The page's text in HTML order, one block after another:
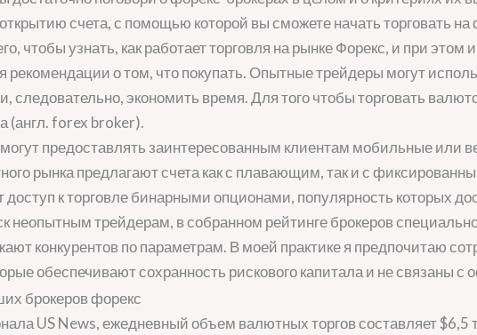
счета, с помощью которой вы сможете начать торговать
чтобы узнать, как работает торговля на рынке Форекс, и при
рекомендации о том, что покупать. Опытные трейдеры могут
следовательно, экономить время. Для того чтобы торговать
(англ. forex broker).
предоставлять заинтересованным клиентам мобильные или
рынка предлагают счета как с плавающим, так и с
доступ к торговле бинарными опционами, популярность которых
неопытным трейдерам, в собранном рейтинге брокеров
конкурентов по параметрам. В моей практике я предпочитаю
обеспечивают сохранность рискового капитала и не связаны
US News, ежедневный объем валютных торгов составляет $6,5